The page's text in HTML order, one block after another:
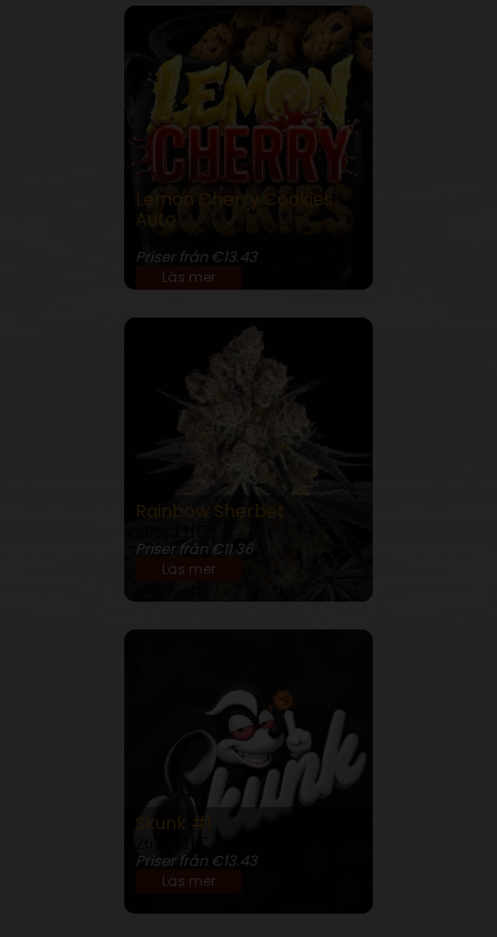
Lemon Cherry Cookies
Auto
Priser från €13.43
Läs mer
Rainbow Sherbet
Priser från €11.36
Läs mer
Skunk #1
Priser från €13.43
Läs mer